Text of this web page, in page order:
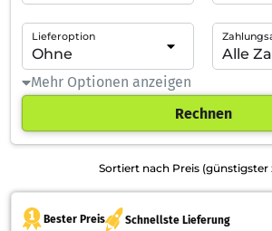
Lieferoption
Mehr Optionen anzeigen
Rechnen
Sortiert nach Preis (günstigster
Bester Preis Schnellste Lieferung